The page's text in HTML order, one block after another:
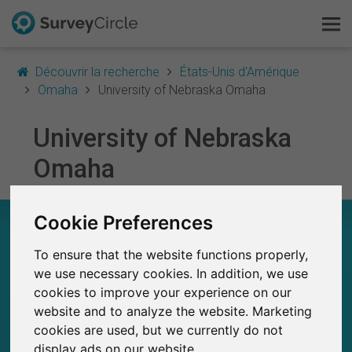
Cookie Preferences
To ensure that the website functions properly,
we use necessary cookies. In addition, we use
cookies to improve your experience on our
website and to analyze the website. Marketing
cookies are used, but we currently do not
display ads on our website.
Découvrir la recherche
États-Unis d'Amérique
Omaha
University of Nebraska Omaha
University of Nebraska
Omaha
UNIVERSITY OF NEBRASKA OMAHA – EN UN
0
Études publiées jusqu'à présent sur
SurveyCircle
0
Études récemment publiées sur
SurveyCircle
C'est SurveyCircle
Explorer la recherche
FAQ
S'inscrire gratuitement
S'inscrire